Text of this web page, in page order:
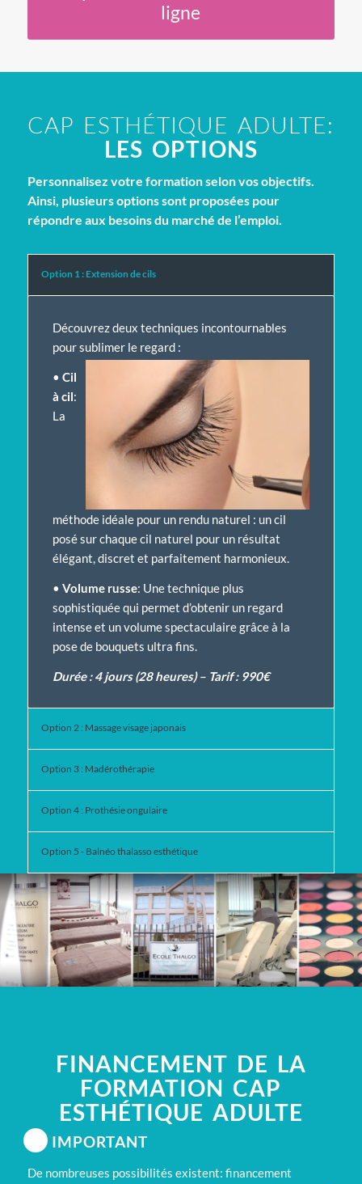
ligne
CAP ESTHÉTIQUE ADULTE:
LES OPTIONS
Personnalisez votre formation selon vos objectifs.
Ainsi, plusieurs options sont proposées pour
répondre aux besoins du marché de l’emploi.
Option 1 : Extension de cils
Découvrez deux techniques incontournables
pour sublimer le regard :
• Cil
à cil:
La
méthode idéale pour un rendu naturel : un cil
posé sur chaque cil naturel pour un résultat
élégant, discret et parfaitement harmonieux.
• Volume russe: Une technique plus
sophistiquée qui permet d’obtenir un regard
intense et un volume spectaculaire grâce à la
pose de bouquets ultra fins.
Durée : 4 jours (28 heures) – Tarif : 990€
Option 2 : Massage visage japonais
Option 3 : Madérothérapie
Option 4 : Prothésie ongulaire
Option 5 - Balnéo thalasso esthétique
FINANCEMENT DE LA
FORMATION CAP
ESTHÉTIQUE ADULTE
IMPORTANT
De nombreuses possibilités existent: financement